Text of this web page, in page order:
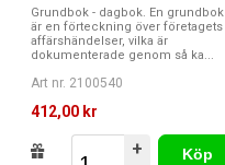
Grundbok - dagbok. En grundbok
är en förteckning över företagets
affärshändelser, vilka är
dokumenterade genom så ka...
Art nr. 2100540
412,00 kr
+
Köp